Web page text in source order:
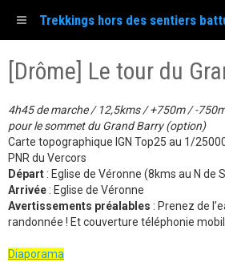
Trekkings hors des sentiers
[Drôme] Le tour du
4h45 de marche / 12,5kms / +750m / -
pour le sommet du Grand Barry (option)
Carte topographique IGN Top25 au 1/
PNR du Vercors
Départ : Eglise de Véronne (8kms au N de
Arrivée : Eglise de Véronne
Avertissements préalables : Prenez de
randonnée ! Et couverture téléphonie
Diaporama